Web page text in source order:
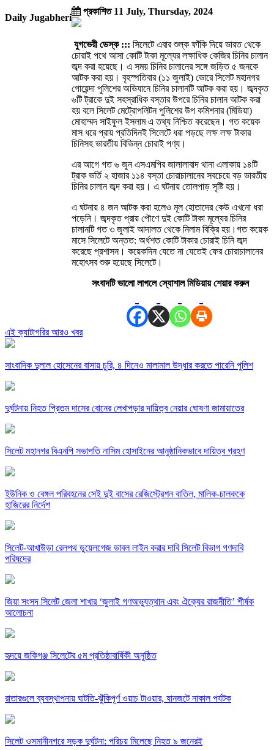
Daily Jugabheri
প্রকাশিত 11 July, Thursday, 2024
যুগভেরী ডেস্ক ::: সিলেটে এবার শুল্ক ফাঁকি দিয়ে ভারত থেকে
চোরাই পথে আসা কোটি টাকা মূল্যের লক্ষাধিক কেজির চিনির চালান
জব্দ করা হয়েছে। এ সময় চিনির চালানের সঙ্গে জড়িত ৫ জনকে
আটক করা হয়। বৃহস্পতিবার (১১ জুলাই) ভোরে সিলেট মহানগর
গোয়েন্দা পুলিশের অভিযানে চিনির চালানটি আটক করা হয়। জব্দকৃত
৬টি ট্রাকে দুই সহস্রাধিক বস্তার উপরে চিনির চালান আটক করা
হয় বলে সিলেট মেট্রোপলিটন পুলিশের উপ কমিশনার (মিডিয়া)
মোহাম্মদ সাইফুল ইসলাম এ তথ্য নিশ্চিত করেছেন। গত কয়েক
মাস ধরে প্রায় প্রতিদিনই সিলেটে ধরা পড়ছে লক্ষ লক্ষ টাকার
চিনিসহ ভারতীয় বিভিন্ন চোরাই পণ্য।
এর আগে গত ৬ জুন এসএমপির জালালাবাদ থানা এলাকায় ১৪টি
ট্রাক ভর্তি ২ হাজার ১১৪ বস্তা চোরাচালানের সবচেয়ে বড় ভারতীয়
চিনির চালান জব্দ করা হয়। এ ঘটনায় তোলপাড় সৃষ্টি হয়।
এ ঘটনায় ৪ জন আটক করা হলেও মূল হোতাদের কেউ এখনো ধরা
পড়েনি। জব্দকৃত প্রায় পৌণে দুই কোটি টাকা মূল্যের চিনির
চালানটি গত ৩ জুলাই আদালত থেকে নিলাম বিক্রি হয়।গত কয়েক
মাসে সিলেটে অন্তত: অর্ধশত কোটি টাকার চোরাই চিনি জব্দ
করেছে প্রশাসন। কয়েকদিন যেতে না যেতেই ফের চোরাচালানের
মহোৎসব শুরু হয়েছে সিলেটে।
সংবাদটি ভালো লাগলে স্যোশাল মিডিয়ায় শেয়ার করুন
এই ক্যাটাগরির আরও খবর
সাংবাদিক দুলাল হোসেনের বাসায় চুরি, ৪ দিনেও মালামাল উদ্ধার করতে পারেনি পুলিশ
দুর্ঘটনায় নিহত প্রিতম দাসের বোনের লেখাপড়ার দায়িত্ব নেয়ার ঘোষণা জামায়াতের
সিলেট মহানগর বিএনপি সভাপতি নাসিম হোসাইনের আনুষ্ঠানিকভাবে দায়িত্ব গ্রহণ
ইউনিক ও বেঙ্গল পরিবহনের সেই দুই বাসের রেজিস্ট্রেশন বাতিল, মালিক-চালককে
হাজিরের নির্দেশ
সিলেট-আখাউড়া রেলপথ ডুয়েলগেজ ডাবল লাইন করার দাবি সিলেট বিভাগ গণদাবি
পরিষদের
জিয়া সংসদ সিলেট জেলা শাখার ‘জুলাই গণঅভ্যুত্থান এবং ঐক্যের রাজনীতি’ শীর্ষক
আলোচনা
হৃদয়ে জকিগঞ্জ সিলেটের ৫ম প্রতিষ্ঠাবার্ষিকী অনুষ্ঠিত
রাতারগুলে ব্যবস্থাপনায় ঘাটতি-ঝুঁকিপূর্ণ ওয়াচ টাওয়ার, যানজটে নাকাল পর্যটক
সিলেট ওসমানীনগরে সড়ক দুর্ঘটনা: পরিচয় মিলেছে নিহত ৯ জনেরই